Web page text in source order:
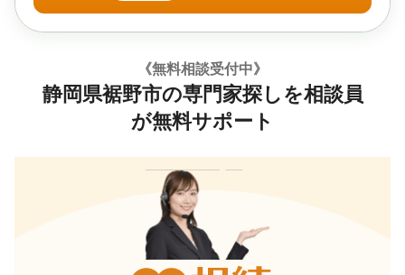
《無料相談受付中》
静岡県裾野市の専門家探しを相談員
が無料サポート